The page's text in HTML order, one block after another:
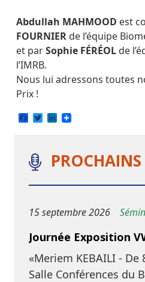
Abdullah MAHMOOD est
FOURNIER de l’équipe
et parSophie FÉRÉOL de
l’IMRB.
Nous lui adressons toutes
Prix !
Facebook
TwitterLinkedIn
15 septembre 2026
Journée Exposition
«Meriem KEBAILI - De
Salle Conférences du